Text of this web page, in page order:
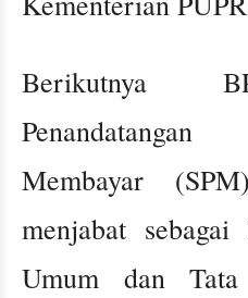
Berikutnya
Membayar
menjabat sebagai
Umum dan